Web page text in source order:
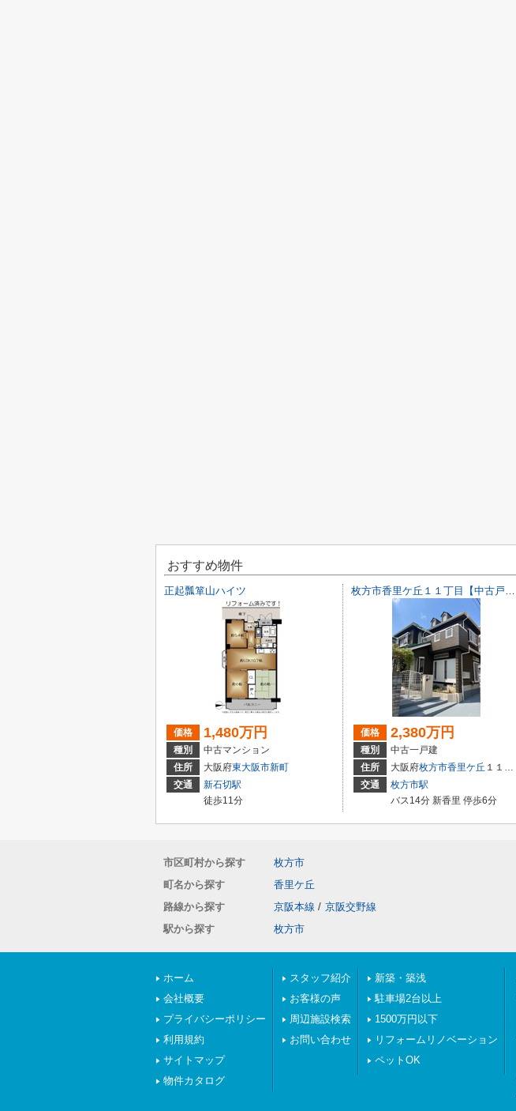
おすすめ物件
正起瓢箪山ハイツ
価格 1,480万円
種別
中古マンション
住所
大阪府東大阪市新町
交通
新石切駅
徒歩11分
枚方市香里ケ丘１１丁目【中古戸建て】
価格 2,380万円
種別
中古一戸建
住所
大阪府枚方市香里ケ丘 １１丁目
交通
枚方市駅
バス14分 新香里 停歩6分
市区町村から探す
枚方市
町名から探す
香里ケ丘
路線から探す
京阪本線 / 京阪交野線
駅から探す
枚方市
ホーム
会社概要
プライバシーポリシー
利用規約
サイトマップ
物件カタログ
スタッフ紹介
お客様の声
周辺施設検索
お問い合わせ
新築・築浅
駐車場2台以上
1500万円以下
リフォームリノベーション
ペットOK